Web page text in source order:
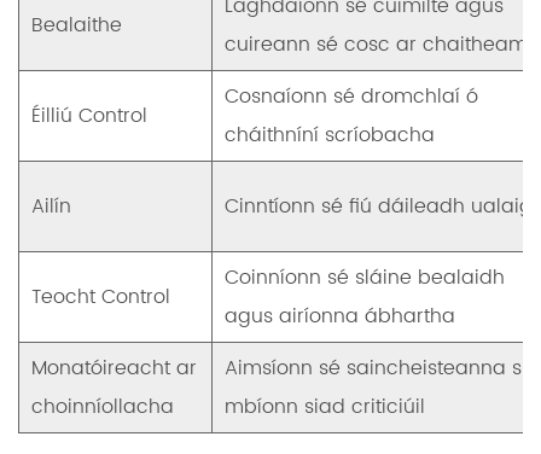
Bealaithe
cuireann sé cosc ​​ar chaitheamh
Éilliú Control
Cosnaíonn sé dromchlaí ó
cháithníní scríobacha
Ailín Cinntíonn sé fiú dáileadh
Teocht Control
Coinníonn sé sláine bealaidh
agus airíonna ábhartha
Monatóireacht ar
choinníollacha
Aimsíonn sé saincheisteanna
mbíonn siad criticiúil